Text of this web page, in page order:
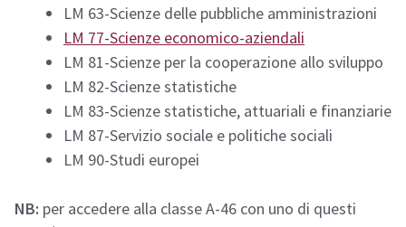
LM 63-Scienze delle pubbliche amministrazioni
LM 77-Scienze economico-aziendali
LM 81-Scienze per la cooperazione allo sviluppo
LM 82-Scienze statistiche
LM 83-Scienze statistiche, attuariali e finanziarie
LM 87-Servizio sociale e politiche sociali
LM 90-Studi europei
NB: per accedere alla classe A-46 con uno di questi